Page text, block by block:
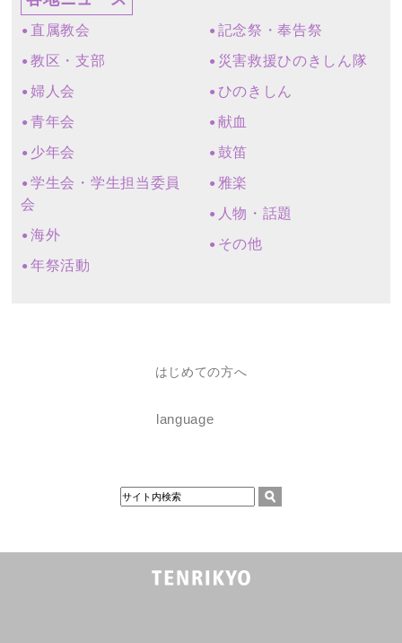
直属教会
教区・支部
婦人会
青年会
少年会
学生会・学生担当委員
会
海外
年祭活動
記念祭・奉告祭
災害救援ひのきしん隊
ひのきしん
献血
鼓笛
雅楽
人物・話題
その他
はじめての方へ
language